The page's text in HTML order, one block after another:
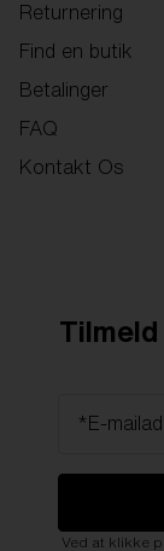
Returnering
Find en butik
Betalinger
FAQ
Kontakt Os
Tilmeld
*E-
Ved at klikke